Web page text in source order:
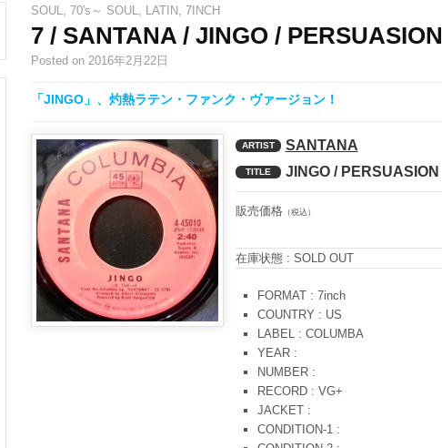
SOUL, 70's～ SOUL, LATIN, 7INCH
7 / SANTANA / JINGO / PERSUASION
Posted on 2016年2月22日
「JINGO」、灼熱ラテン・ファンク・ヴァージョン！
ARTIST SANTANA
TITLE JINGO / PERSUASION
販売価格（税込）
在庫状態 : SOLD OUT
FORMAT : 7inch
COUNTRY : US
LABEL : COLUMBA
YEAR :
NUMBER :
RECORD : VG+
JACKET :
CONDITION-1 :